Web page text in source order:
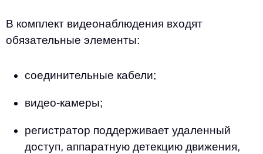
В комплект видеонаблюдения входят
обязательные элементы:
соединительные кабели;
видео-камеры;
регистратор поддерживает удаленный
доступ, аппаратную детекцию движения,